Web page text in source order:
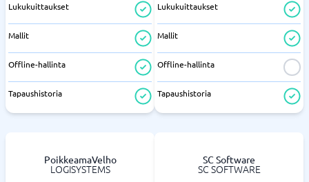
Lukukuittaukset
Mallit
Offline-hallinta
Tapaushistoria
Lukukuittaukset
Mallit
Offline-hallinta
Tapaushistoria
PoikkeamaVelho
LOGISYSTEMS
SC Software
SC SOFTWARE